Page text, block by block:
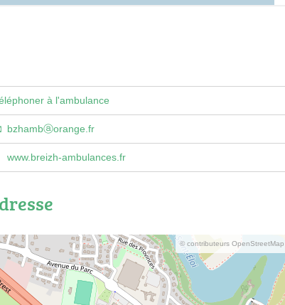
à l'ambulance
bzhambⓐorange.fr
www.breizh-ambulances.fr
© contributeurs OpenStreetMap